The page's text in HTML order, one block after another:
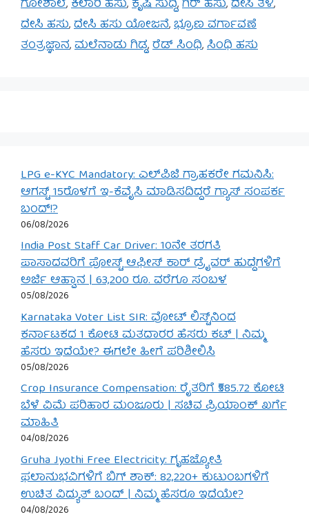
ಗೋಶಾಲೆ,ಕಿಲಾರಿ ಹಸು,ಕೃಷಿ ಸುದ್ದಿ,ಗಿರ್ ಹಸು,ದೇಸಿ ತಳಿ,
ದೇಸಿ ಹಸು,ದೇಸಿ ಹಸು ಯೋಜನೆ,ಭ್ರೂಣ ವರ್ಗಾವಣೆ
ತಂತ್ರಜ್ಞಾನ,ಮಲೆನಾಡು ಗಿಡ್ಡ,ರೆಡ್ ಸಿಂಧಿ,ಸಿಂಧಿ ಹಸು
LPG e-KYC Mandatory: ಎಲ್‌ಪಿಜಿ ಗ್ರಾಹಕರೇ ಗಮನಿಸಿ:
ಆಗಸ್ಟ್ 15ರೊಳಗೆ ಇ-ಕೆವೈಸಿ ಮಾಡಿಸದಿದ್ದರೆ ಗ್ಯಾಸ್ ಸಂಪರ್ಕ
ಬಂದ್!?
06/08/2026
India Post Staff Car Driver: 10ನೇ ತರಗತಿ
ಪಾಸಾದವರಿಗೆ ಪೋಸ್ಟ್ ಆಫೀಸ್ ಕಾರ್ ಡ್ರೈವರ್ ಹುದ್ದೆಗಳಿಗೆ
ಅರ್ಜಿ ಆಹ್ವಾನ | 63,200 ರೂ. ವರೆಗೂ ಸಂಬಳ
05/08/2026
Karnataka Voter List SIR: ವೋಟ್ ಲಿಸ್ಟ್‌ನಿಂದ
ಕರ್ನಾಟಕದ 1 ಕೋಟಿ ಮತದಾರರ ಹೆಸರು ಕಟ್ | ನಿಮ್ಮ
ಹೆಸರು ಇದೆಯೇ? ಈಗಲೇ ಹೀಗೆ ಪರಿಶೀಲಿಸಿ
05/08/2026
Crop Insurance Compensation: ರೈತರಿಗೆ ₹585.72 ಕೋಟಿ
ಬೆಳೆ ವಿಮೆ ಪರಿಹಾರ ಮಂಜೂರು | ಸಚಿವ ಪ್ರಿಯಾಂಕ್ ಖರ್ಗೆ
ಮಾಹಿತಿ
04/08/2026
Gruha Jyothi Free Electricity: ಗೃಹಜ್ಯೋತಿ
ಫಲಾನುಭವಿಗಳಿಗೆ ಬಿಗ್ ಶಾಕ್: 82,220+ ಕುಟುಂಬಗಳಿಗೆ
ಉಚಿತ ವಿದ್ಯುತ್ ಬಂದ್ | ನಿಮ್ಮ ಹೆಸರೂ ಇದೆಯೇ?
04/08/2026